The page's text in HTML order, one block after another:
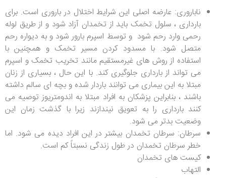
ناباروری: عارضه اصلی این شرایط اختلال در باروری است. برای
بارداری ، سلول تخمک باید از تخمدان آزاد شود و از طریق لوله
رحمی وارد رحم شود و توسط اسپرم بارور شود و به دیواره رحم
متصل شود. با مسدود کردن مسیر تخمک و همچنین با
استفاده از روش های غیرمستقیم مانند تخریب تخمک و اسپرم
می تواند از بارداری جلوگیری کند. با این حال ، بسیاری از زنان
مبتلا به این بیماری می توانند باردار شده و بچه ای سالم داشته
باشند ، بنابراین پزشکان به افراد مبتلا به اندومتریوز توصیه می
کنند بارداری را به تعویق نیندازند زیرا با گذشت زمان این
وضعیت بدتر می شود.
سرطان: سرطان تخمدان بیشتر در این افراد دیده می شود. اما
خطر سرطان تخمدان در طول زندگی نسبتاً کم است.
کیست های تخمدان
التهاب